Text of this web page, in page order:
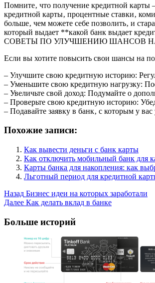
Помните‚ что получение кредитной карты
кредитной карты‚ процентные ставки‚
больше‚ чем можете себе позволить‚ и
который выдает **какой банк выдает
СОВЕТЫ ПО УЛУЧШЕНИЮ ШАНСОВ
Если вы хотите повысить свои шансы на
– Улучшите свою кредитную историю:
– Уменьшите свою кредитную нагрузку:
– Увеличьте свой доход: Подумайте о
– Проверьте свою кредитную историю:
– Подавайте заявку в банк‚ с которым у
Похожие записи:
Как вывести деньги с банк карты
Как отключить мобильный банк для
Карты банка для накопления: как
Льготный период для кредитной
Post
Navigation
Назад Бизнес идеи на которых заработали
Далее Как делать вклад в банке
Больше историй